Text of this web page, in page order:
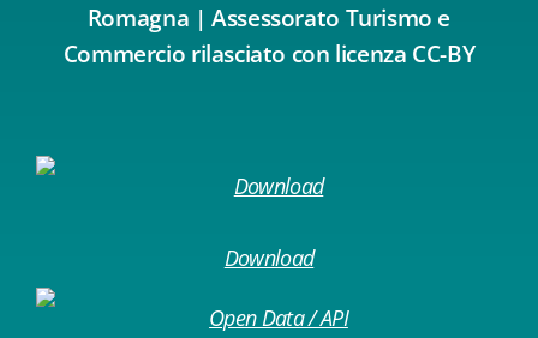
Romagna | Assessorato Turismo e
Commercio rilasciato con licenza CC-BY
Download